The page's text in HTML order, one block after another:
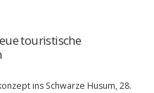
touristische
ins Schwarze Husum, 28.